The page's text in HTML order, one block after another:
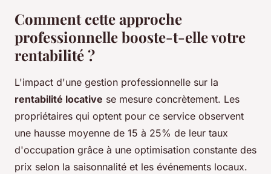
Comment cette approche
professionnelle booste-t-elle votre
rentabilité ?
L'impact d'une gestion professionnelle sur la
rentabilité locative se mesure concrètement. Les
propriétaires qui optent pour ce service observent
une hausse moyenne de 15 à 25% de leur taux
d'occupation grâce à une optimisation constante des
prix selon la saisonnalité et les événements locaux.